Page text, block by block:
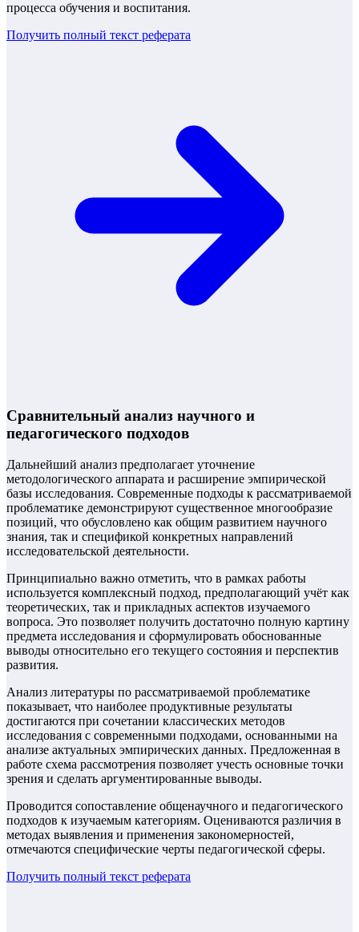
процесса обучения и воспитания.
Получить полный текст реферата
Сравнительный анализ научного и
педагогического подходов
Дальнейший анализ предполагает уточнение
методологического аппарата и расширение эмпирической
базы исследования. Современные подходы к рассматриваемой
проблематике демонстрируют существенное многообразие
позиций, что обусловлено как общим развитием научного
знания, так и спецификой конкретных направлений
исследовательской деятельности.
Принципиально важно отметить, что в рамках работы
используется комплексный подход, предполагающий учёт как
теоретических, так и прикладных аспектов изучаемого
вопроса. Это позволяет получить достаточно полную картину
предмета исследования и сформулировать обоснованные
выводы относительно его текущего состояния и перспектив
развития.
Анализ литературы по рассматриваемой проблематике
показывает, что наиболее продуктивные результаты
достигаются при сочетании классических методов
исследования с современными подходами, основанными на
анализе актуальных эмпирических данных. Предложенная в
работе схема рассмотрения позволяет учесть основные точки
зрения и сделать аргументированные выводы.
Проводится сопоставление общенаучного и педагогического
подходов к изучаемым категориям. Оцениваются различия в
методах выявления и применения закономерностей,
отмечаются специфические черты педагогической сферы.
Получить полный текст реферата